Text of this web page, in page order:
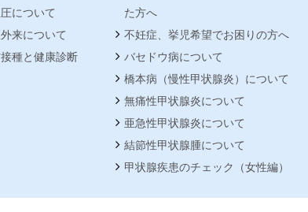
について
来について
種と健康診断
た方へ
不妊症、挙児希望でお困りの方へ
バセドウ病について
橋本病（慢性甲状腺炎）について
無痛性甲状腺炎について
亜急性甲状腺炎について
結節性甲状腺腫について
甲状腺疾患のチェック（女性編）